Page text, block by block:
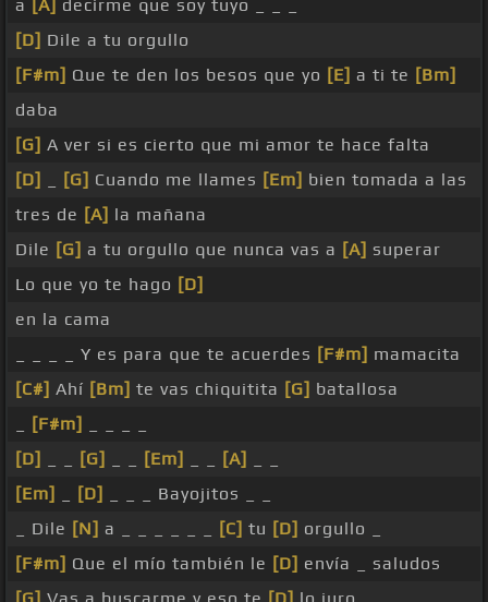
a [A]
decirme que soy tuyo _ _ _
[D] Dile a tu orgullo
[F#m] Que te den los besos que yo [E] a ti te [Bm]
daba
[G] A ver si es cierto que mi amor te hace falta
[D]
[G] Cuando me llames [Em] bien tomada a las
tres de [A] la mañana
Dile [G] a tu orgullo que nunca vas a [A] superar
Lo que yo te hago [D]
en la cama
_ _ _ _ Y es para que te acuerdes [F#m] mamacita
[C#] Ahí [Bm] te vas chiquitita [G] batallosa
[F#m]
[D]
[G] [Em] [A]
[Em]
[D]
_ _ _ Bayojitos _ _
_ Dile [N] a _ _ _ _ _ _ [C] tu [D] orgullo _
[F#m] Que el mío también le [D] envía _ saludos